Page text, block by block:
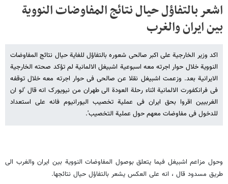
اشعر بالتفاؤل حیال نتائج المفاوضات النوویة
بین ایران والغرب
اکد وزیر الخارجیة علی اکبر صالحی شعوره بالتفاؤل للغایة حیال نتائج المفاوضات
النوویة خلال حوار اجرته معه اسبوعیة اشبیغل الالمانیة لم تؤکد صحته الخارجیة
الایرانیة بعد. وزعمت اشبیغل نقلا عن صالحی فی حوار اجرته معه خلال توقفه
فی فرانکفورت الالمانیة اثناء رحلة العودة الی طهران من نیویورک انه قال 'لو ان
الغربیین اقروا بحق ایران فی عملیة تخصیب الیورانیوم فانه علی استعداد
للدخول فی مفاوضات معهم حول عملیة التخصیب'.
وحول مزاعم اشبیغل فیما یتعلق بوصول المفاوضات النوویة بین ایران والغرب الی
طریق مسدود قال ، انه علی العکس یشعر بالتفاؤل حیال نتائجها.